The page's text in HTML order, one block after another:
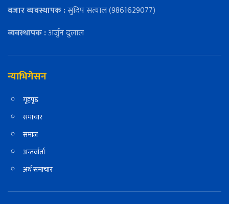
बजार ब्यवस्थापक :सुदिप सत्याल (9861629077)
व्यवस्थापक :अर्जुन दुलाल
न्याभिगेसन
गृहपृष्ठ
समाचार
समाज
अन्तर्वार्ता
अर्थ समाचार